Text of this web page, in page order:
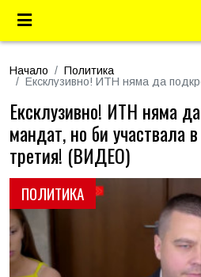
Начало
Политика
Ексклузивно! ИТН няма да
ПОЛИТИКА
Ексклузивно! ИТН няма
мандат, но би участвала
третия! (ВИДЕО)